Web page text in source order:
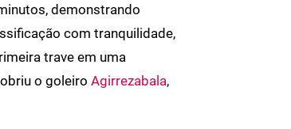
demonstrando
com tranquilidade,
trave em uma
o goleiro Agirrezabala,